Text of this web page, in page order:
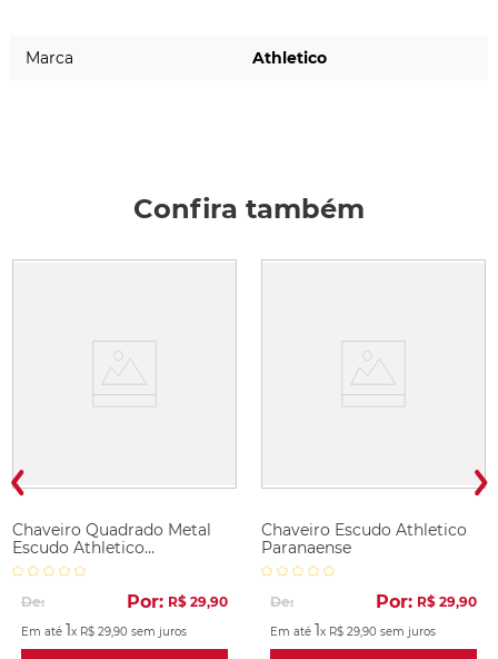
Marca Athletico
Confira também
Chaveiro Quadrado Metal
Escudo Athletico
Paranaense
De: Por: R$ 29,90
Em até 1x R$ 2990 sem juros
Chaveiro Escudo Athletico
Paranaense
De: Por: R$ 29,90
Em até 1x R$ 2990 sem juros